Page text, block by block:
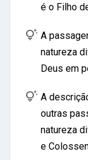
é o Filho
 A
natureza
Deus em
 A
outras
natureza
e